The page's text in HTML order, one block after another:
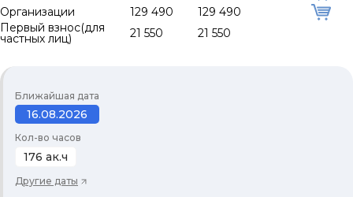
Организации
129 490
129 490
Первый взнос(для
частных лиц) 21 550 21 550
Ближайшая дата
16.08.2026
Кол-во часов
176 ак.ч
Другие даты